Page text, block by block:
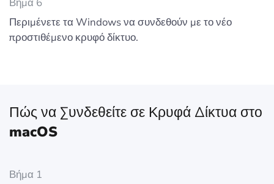
Περιμένετε τα Windows να συνδεθούν με το νέο
προστιθέμενο κρυφό δίκτυο.
Πώς να Συνδεθείτε σε Κρυφά Δίκτυα στο
macOS
Βήμα 1